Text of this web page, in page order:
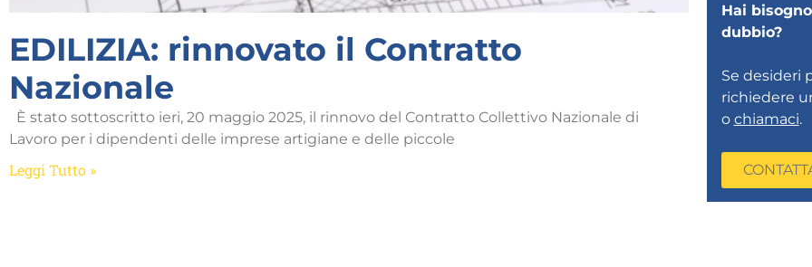
EDILIZIA: rinnovato il Contratto
Nazionale
È stato sottoscritto ieri, 20 maggio 2025, il rinnovo del Contratto Collettivo Nazionale di
Lavoro per i dipendenti delle imprese artigiane e delle piccole
Leggi Tutto »
Hai
dubbio?
Se desideri
richiedere
o chiamaci.